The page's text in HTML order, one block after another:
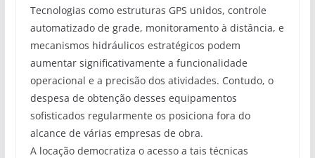
Tecnologias como estruturas GPS unidos, controle
automatizado de grade, monitoramento à distância, e
mecanismos hidráulicos estratégicos podem
aumentar significativamente a funcionalidade
operacional e a precisão dos atividades. Contudo, o
despesa de obtenção desses equipamentos
sofisticados regularmente os posiciona fora do
alcance de várias empresas de obra.
A locação democratiza o acesso a tais técnicas